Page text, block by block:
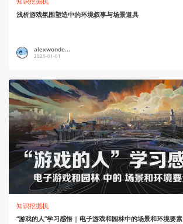
浅析游戏氛围塑造中的环境叙事与场景道具
alexwonde...
2025-01-01
知识挖掘机
“游戏的人”学习感悟 | 电子游戏和园林中的场景和环境要素